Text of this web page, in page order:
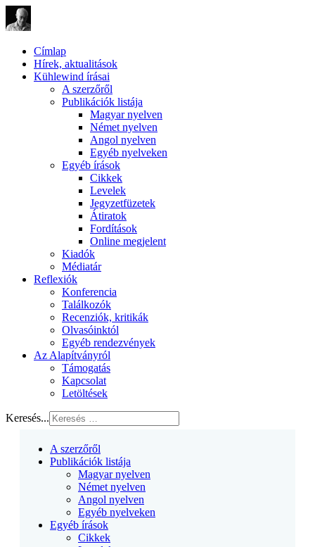
Címlap
Hírek, aktualitások
Kühlewind írásai
A szerzőről
Publikációk listája
Magyar nyelven
Német nyelven
Angol nyelven
Egyéb nyelveken
Egyéb írások
Cikkek
Levelek
Jegyzetfüzetek
Átiratok
Fordítások
Online megjelent
Kiadók
Médiatár
Reflexiók
Konferencia
Találkozók
Recenziók, kritikák
Olvasóinktól
Egyéb rendezvények
Az Alapítványról
Támogatás
Kapcsolat
Letöltések
Keresés...
A szerzőről
Publikációk listája
Magyar nyelven
Német nyelven
Angol nyelven
Egyéb nyelveken
Egyéb írások
Cikkek